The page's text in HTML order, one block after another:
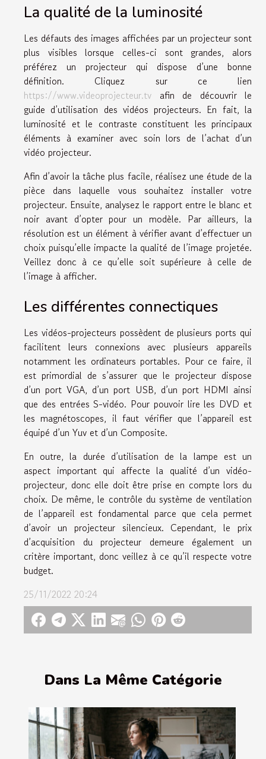
Dans La Même Catégorie
La qualité de la luminosité
Les défauts des images affichées par un projecteur sont
plus visibles lorsque celles-ci sont grandes, alors
préférez un projecteur qui dispose d’une bonne
définition. Cliquez sur ce lien
https://www.videoprojecteur.tv afin de découvrir le
guide d’utilisation des vidéos projecteurs. En fait, la
luminosité et le contraste constituent les principaux
éléments à examiner avec soin lors de l’achat d’un
vidéo projecteur.
Afin d’avoir la tâche plus facile, réalisez une étude de la
pièce dans laquelle vous souhaitez installer votre
projecteur. Ensuite, analysez le rapport entre le blanc et
noir avant d’opter pour un modèle. Par ailleurs, la
résolution est un élément à vérifier avant d’effectuer un
choix puisqu’elle impacte la qualité de l’image projetée.
Veillez donc à ce qu’elle soit supérieure à celle de
l’image à afficher.
Les différentes connectiques
Les vidéos-projecteurs possèdent de plusieurs ports qui
facilitent leurs connexions avec plusieurs appareils
notamment les ordinateurs portables. Pour ce faire, il
est primordial de s’assurer que le projecteur dispose
d’un port VGA, d’un port USB, d’un port HDMI ainsi
que des entrées S-vidéo. Pour pouvoir lire les DVD et
les magnétoscopes, il faut vérifier que l’appareil est
équipé d’un Yuv et d’un Composite.
En outre, la durée d’utilisation de la lampe est un
aspect important qui affecte la qualité d’un vidéo-
projecteur, donc elle doit être prise en compte lors du
choix. De même, le contrôle du système de ventilation
de l’appareil est fondamental parce que cela permet
d’avoir un projecteur silencieux. Cependant, le prix
d’acquisition du projecteur demeure également un
critère important, donc veillez à ce qu’il respecte votre
budget.
25/11/2022 20:24